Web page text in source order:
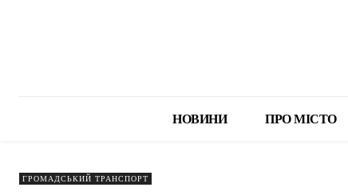
НОВИНИ ПРО МІСТО
ГРОМАДСЬКИЙ ТРАНСПОРТ